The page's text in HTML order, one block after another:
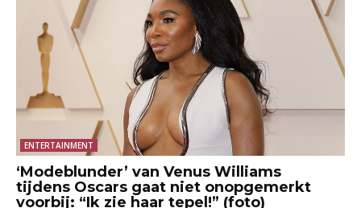
ENTERTAINMENT
‘Modeblunder’ van Venus Williams
tijdens Oscars gaat niet onopgemerkt
voorbij: “Ik zie haar tepel!” (foto)